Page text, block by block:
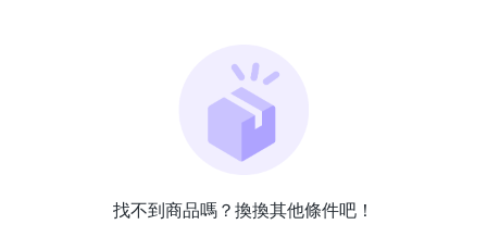
找不到商品嗎？換換其他條件吧！